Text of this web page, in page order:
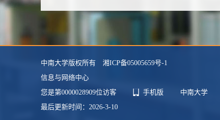
中南大学版权所有 湘ICP备05005659号-1
信息与网络中心
您是第0000028909位访客 手机版
中南大学
最后更新时间： 2026-3-10